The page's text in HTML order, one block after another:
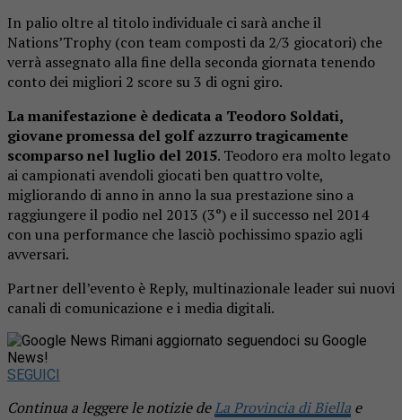
In palio oltre al titolo individuale ci sarà anche il
Nations’Trophy (con team composti da 2/3 giocatori) che
verrà assegnato alla fine della seconda giornata tenendo
conto dei migliori 2 score su 3 di ogni giro.
La manifestazione è dedicata a Teodoro Soldati,
giovane promessa del golf azzurro tragicamente
scomparso nel luglio del 2015. Teodoro era molto legato
ai campionati avendoli giocati ben quattro volte,
migliorando di anno in anno la sua prestazione sino a
raggiungere il podio nel 2013 (3°) e il successo nel 2014
con una performance che lasciò pochissimo spazio agli
avversari.
Partner dell’evento è Reply, multinazionale leader sui nuovi
canali di comunicazione e i media digitali.
Rimani aggiornato seguendoci su Google
News!
SEGUICI
Continua a leggere le notizie deLa Provincia di Biella e